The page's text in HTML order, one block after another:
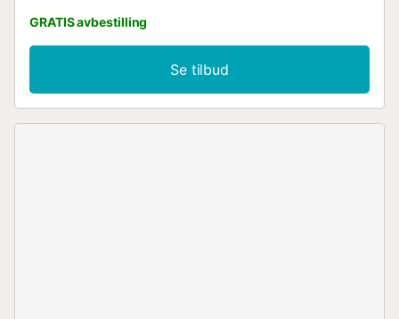
GRATIS avbestilling
Se tilbud